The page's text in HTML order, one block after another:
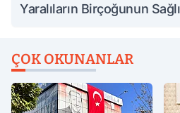
Yaralıların Birçoğunun
ÇOK OKUNANLAR